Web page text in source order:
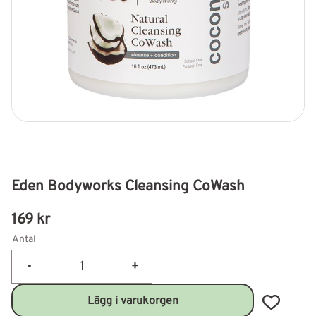
Eden Bodyworks Cleansing CoWash
169 kr
Antal
+
-
Lägg till